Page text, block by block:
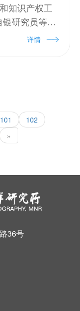
知识产权工
研究员等的
据融合的海底
详情
101
102
»
36号